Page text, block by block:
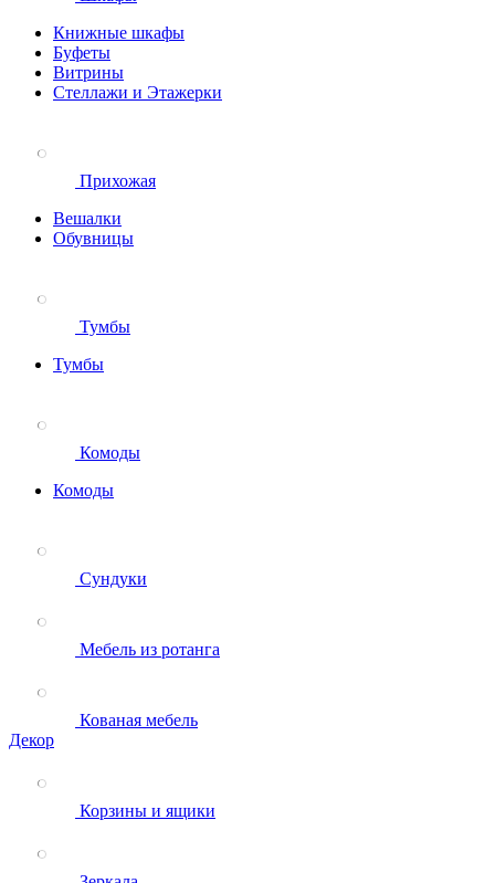
Книжные шкафы
Буфеты
Витрины
Стеллажи и Этажерки
Прихожая
Вешалки
Обувницы
Тумбы
Тумбы
Комоды
Комоды
Сундуки
Мебель из ротанга
Кованая мебель
Декор
Корзины и ящики